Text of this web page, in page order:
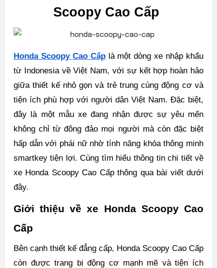
Scoopy Cao Cấp
Honda Scoopy Cao Cấplà một dòng xe nhập khẩu
từ Indonesia về Việt Nam, với sự kết hợp hoàn hảo
giữa thiết kế nhỏ gọn và trẻ trung cùng động cơ và
tiện ích phù hợp với người dân Việt Nam. Đặc biệt,
đây là một mẫu xe đang nhận được sự yêu mến
không chỉ từ đông đảo mọi người mà còn đặc biệt
hấp dẫn với phái nữ nhờ tính năng khóa thông minh
smartkey tiện lợi. Cùng tìm hiểu thông tin chi tiết về
xe Honda Scoopy Cao Cấp thông qua bài viết dưới
đây.
Giới thiệu về xe Honda Scoopy Cao
Cấp
Bên cạnh thiết kế đẳng cấp, Honda Scoopy Cao Cấp
còn được trang bị động cơ mạnh mẽ và tiện ích